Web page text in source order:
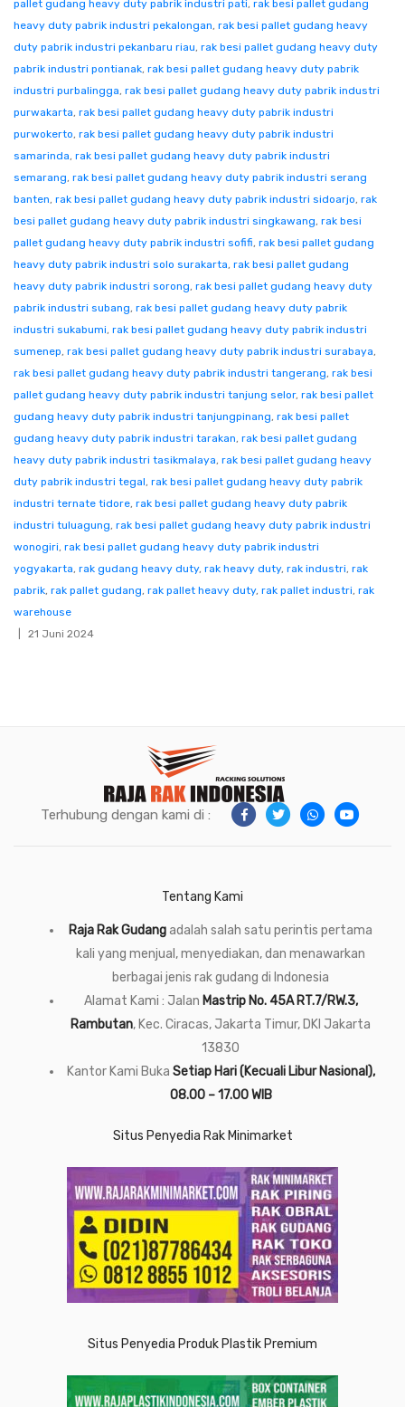
pallet gudang heavy duty pabrik industri pati, rak besi pallet gudang
heavy duty pabrik industri pekalongan, rak besi pallet gudang heavy
duty pabrik industri pekanbaru riau, rak besi pallet gudang heavy duty
pabrik industri pontianak, rak besi pallet gudang heavy duty pabrik
industri purbalingga, rak besi pallet gudang heavy duty pabrik industri
purwakarta, rak besi pallet gudang heavy duty pabrik industri
purwokerto, rak besi pallet gudang heavy duty pabrik industri
samarinda, rak besi pallet gudang heavy duty pabrik industri
semarang, rak besi pallet gudang heavy duty pabrik industri serang
banten, rak besi pallet gudang heavy duty pabrik industri sidoarjo, rak
besi pallet gudang heavy duty pabrik industri singkawang, rak besi
pallet gudang heavy duty pabrik industri sofifi, rak besi pallet gudang
heavy duty pabrik industri solo surakarta, rak besi pallet gudang
heavy duty pabrik industri sorong, rak besi pallet gudang heavy duty
pabrik industri subang, rak besi pallet gudang heavy duty pabrik
industri sukabumi, rak besi pallet gudang heavy duty pabrik industri
sumenep, rak besi pallet gudang heavy duty pabrik industri surabaya,
rak besi pallet gudang heavy duty pabrik industri tangerang, rak besi
pallet gudang heavy duty pabrik industri tanjung selor, rak besi pallet
gudang heavy duty pabrik industri tanjungpinang, rak besi pallet
gudang heavy duty pabrik industri tarakan, rak besi pallet gudang
heavy duty pabrik industri tasikmalaya, rak besi pallet gudang heavy
duty pabrik industri tegal, rak besi pallet gudang heavy duty pabrik
industri ternate tidore, rak besi pallet gudang heavy duty pabrik
industri tuluagung, rak besi pallet gudang heavy duty pabrik industri
wonogiri, rak besi pallet gudang heavy duty pabrik industri
yogyakarta, rak gudang heavy duty, rak heavy duty, rak industri, rak
pabrik, rak pallet gudang, rak pallet heavy duty, rak pallet industri, rak
warehouse
21 Juni 2024
Terhubung dengan kami di :
Tentang Kami
Raja Rak Gudangadalah salah satu perintis pertama
kali yang menjual, menyediakan, dan menawarkan
berbagai jenis rak gudang di Indonesia
Alamat Kami : Jalan Mastrip No. 45A RT.7/RW.3,
Rambutan, Kec. Ciracas, Jakarta Timur, DKI Jakarta
13830
Kantor Kami Buka Setiap Hari (Kecuali Libur Nasional),
08.00 – 17.00 WIB
Situs Penyedia Rak Minimarket
Situs Penyedia Produk Plastik Premium